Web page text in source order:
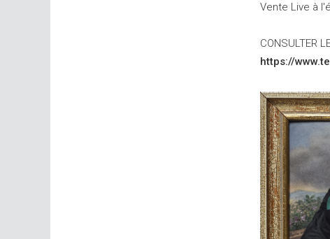
Vente Live à
CONSULTER
https://